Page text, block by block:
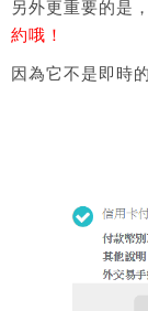
另外更重要的是，
約哦！
因為它不是即時